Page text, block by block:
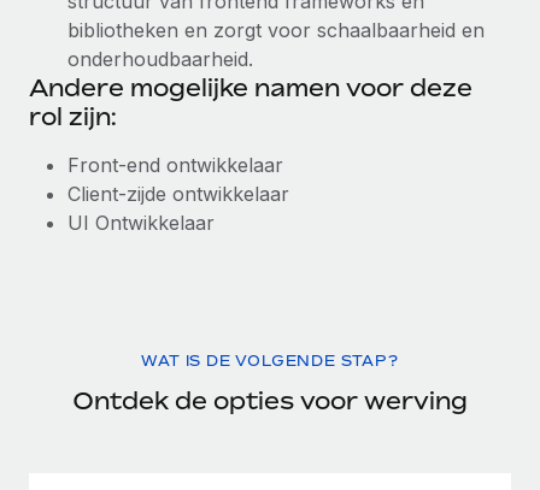
bibliotheken en zorgt voor schaalbaarheid en
onderhoudbaarheid.
Andere mogelijke namen voor deze
rol zijn:
Front-end ontwikkelaar
Client-zijde ontwikkelaar
UI Ontwikkelaar
WAT IS DE VOLGENDE STAP?
Ontdek de opties voor werving